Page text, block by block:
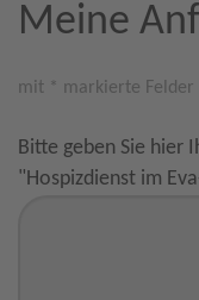
Meine
mit * markierte Felder
Bitte geben Sie hier
"Hospizdienst im